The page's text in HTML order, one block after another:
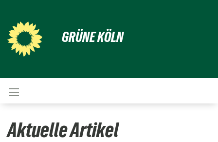
GRÜNE KÖLN
Aktuelle Artikel